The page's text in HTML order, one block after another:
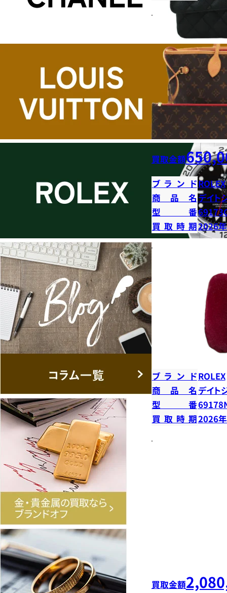
買取金額
ブランドROLEX
商品名デイト
型番
買取時期2026
ブランドROLEX
商品名 デイト
型番
買取時期2026
買取金額